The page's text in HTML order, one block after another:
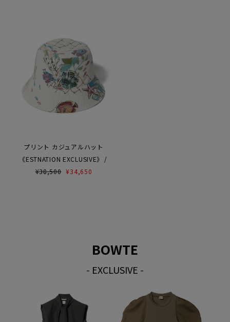
プリント カジュアルハット
《ESTNATION EXCLUSIVE》
¥38,500 ¥34,650
BOWTE
- EXCLUSIVE -